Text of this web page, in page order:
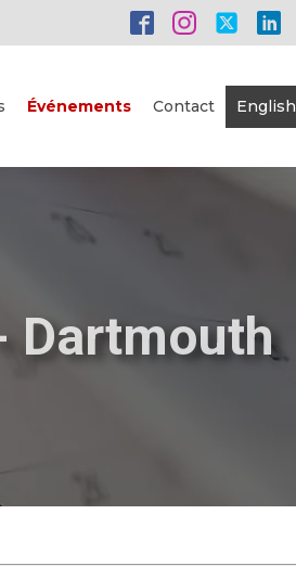
Événements Contact English
Dartmouth